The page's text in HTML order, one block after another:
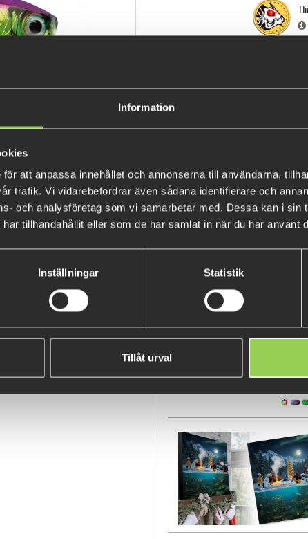
Information
att anpassa innehållet och annonserna till användarna,
trafik. Vi vidarebefordrar även sådana identifierare och
och analysföretag som vi samarbetar med. Dessa kan i sin
tillhandahållit eller som de har samlat in när du har använt
Inställningar Statistik
Tillåt urval
The Rapala BX Brat 3’ ROC
durable balsa core with a
action with fast vibrations that
when the fishing is slow.
fishing, and a reliable choice
BESTSELLERS